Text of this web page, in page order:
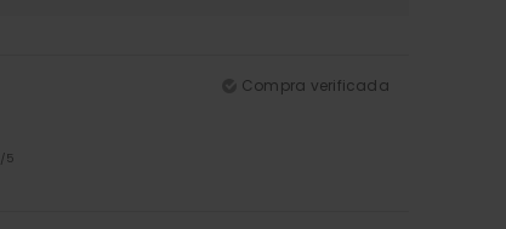
Compra verificada
/5